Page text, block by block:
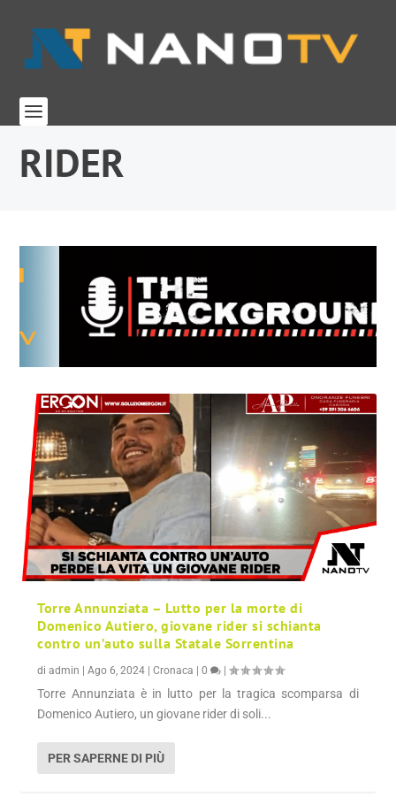
RIDER
Torre Annunziata – Lutto per la morte di
Domenico Autiero, giovane rider si schianta
contro un’auto sulla Statale Sorrentina
diadmin |Ago 6, 2024 |Cronaca |0 |
Torre Annunziata è in lutto per la tragica scomparsa di
Domenico Autiero, un giovane rider di soli...
PER SAPERNE DI PIÙ